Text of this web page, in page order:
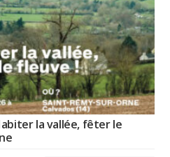
la vallée, fêter le